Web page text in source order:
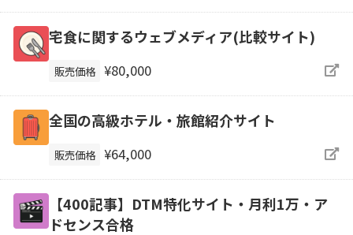
宅食に関するウェブメディア(比較サイト)
販売価格 ¥80,000
全国の高級ホテル・旅館紹介サイト
販売価格 ¥64,000
【400記事】DTM特化サイト・月利1万・ア
ドセンス合格